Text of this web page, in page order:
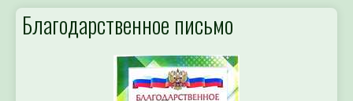
Благодарственное письмо